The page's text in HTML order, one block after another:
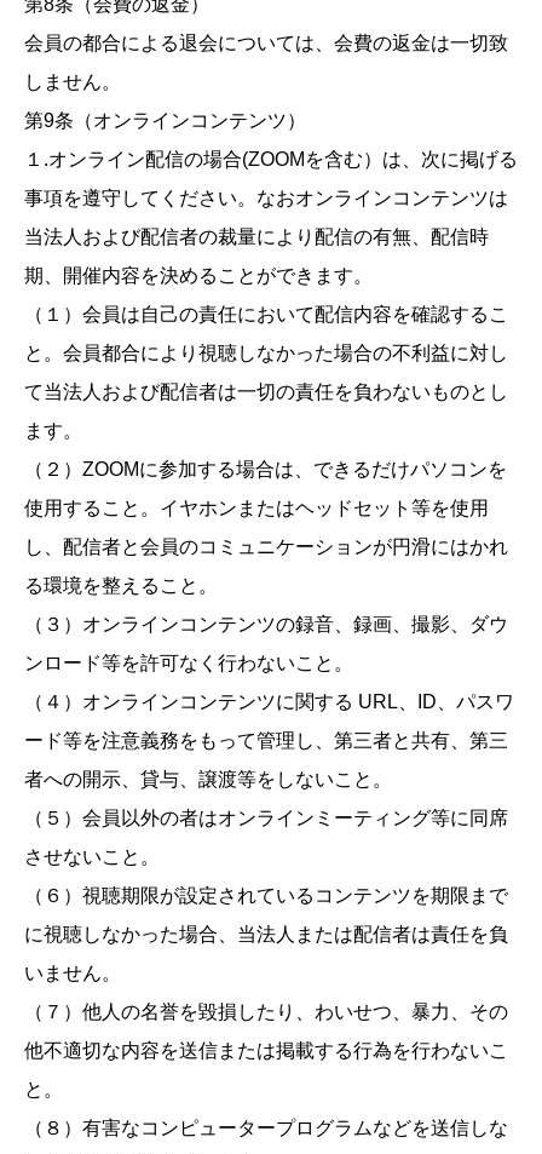
会員の都合による退会については、会費の返金は一切致
しません。
第9条（オンラインコンテンツ）
１.オンライン配信の場合(ZOOMを含む）は、次に掲げる
事項を遵守してください。なおオンラインコンテンツは
当法人および配信者の裁量により配信の有無、配信時
期、開催内容を決めることができます。
（１）会員は自己の責任において配信内容を確認するこ
と。会員都合により視聴しなかった場合の不利益に対し
て当法人および配信者は一切の責任を負わないものとし
ます。
（２）ZOOMに参加する場合は、できるだけパソコンを
使用すること。イヤホンまたはヘッドセット等を使用
し、配信者と会員のコミュニケーションが円滑にはかれ
る環境を整えること。
（３）オンラインコンテンツの録音、録画、撮影、ダウ
ンロード等を許可なく行わないこと。
（４）オンラインコンテンツに関する URL、ID、パスワ
ード等を注意義務をもって管理し、第三者と共有、第三
者への開示、貸与、譲渡等をしないこと。
（５）会員以外の者はオンラインミーティング等に同席
させないこと。
（６）視聴期限が設定されているコンテンツを期限まで
に視聴しなかった場合、当法人または配信者は責任を負
いません。
（７）他人の名誉を毀損したり、わいせつ、暴力、その
他不適切な内容を送信または掲載する行為を行わないこ
と。
（８）有害なコンピュータープログラムなどを送信しな